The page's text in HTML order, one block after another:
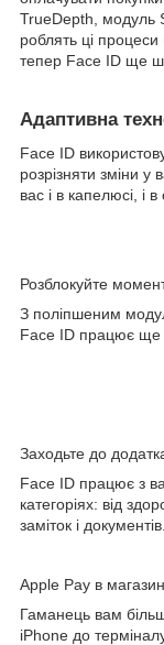
TrueDepth, модуль
роблять ці
тепер Face ID ще
Адаптивна
Face ID
розрізняти зміни у
вас і в капелюсі, і
Розблокуйте
З поліпшеним
Face ID працює ще
Заходьте до додатка
Face ID працює з
категоріях: від
заміток і документів.
Apple Pay в
Гаманець вам
iPhone до